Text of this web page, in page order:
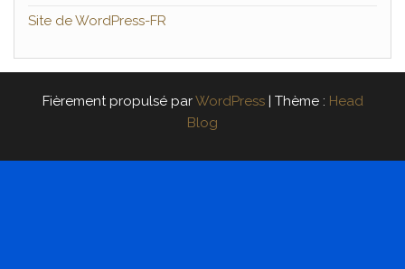
Site de WordPress-FR
Fièrement propulsé parWordPress | Thème : Head
Blog